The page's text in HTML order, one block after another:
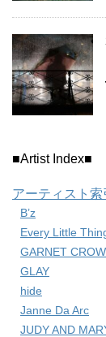
■Artist Index■
アーティスト索
B’z
Every Little
GARNET CROW
GLAY
hide
Janne Da Arc
JUDY AND